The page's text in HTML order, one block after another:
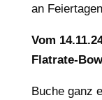
an
Vom
Flatrate-
Buche ganz